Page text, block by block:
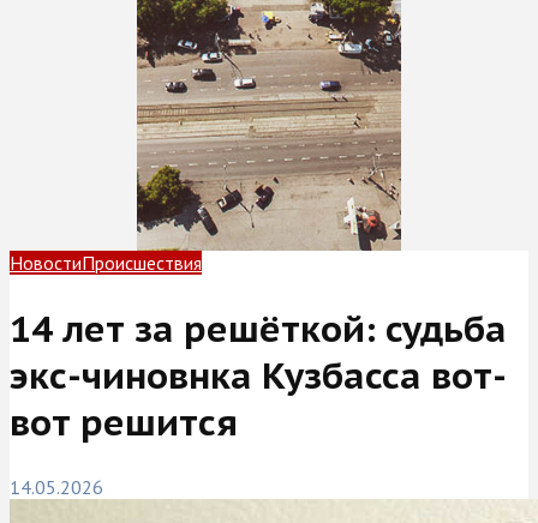
НовостиПроисшествия
14 лет за решёткой: судьба
экс-чиновнка Кузбасса вот-
вот решится
14.05.2026